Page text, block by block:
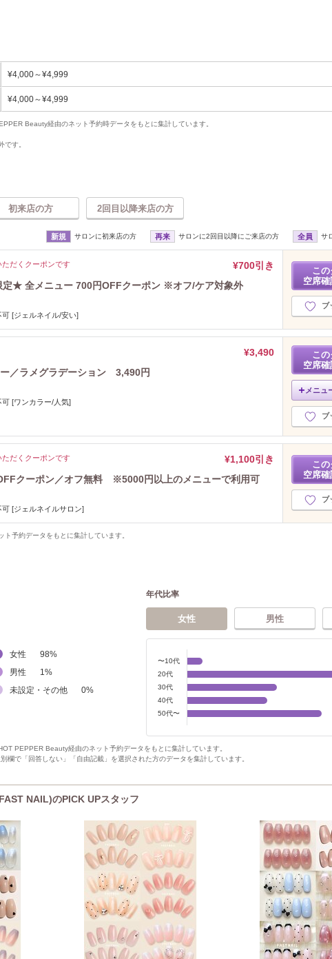
¥4,000～¥4,999
¥4,000～¥4,999
Beauty経由のネット予約時データをもとに集計しています。
す。
初来店の方 2回目以降来店の方
新規 サロンに初来店の方 再来 サロンに2回目以降にご来店の方 全員 サ
ただくクーポンです
¥700引き
★ 全メニュー 700円OFFクーポン ※オフ/ケア対象外
[ジェルネイル/安い]
こ
空席
ブ
¥3,490
ー／ラメグラデーション 3,490円
[ワンカラー/人気]
こ
空席
メニュ
ブ
ただくクーポンです
¥1,100引き
クーポン／オフ無料 ※5000円以上のメニューで利用可
[ジェルネイルサロン]
こ
空席
ブ
予約データをもとに集計しています。
女性 98%
男性
1 %
未設定・その他
0%
年代比率
女性 男性
〜10代
20代
30代
40代
50代〜
PEPPER Beauty経由のネット予約データをもとに集計しています。
欄で「回答しない」「自由記載」を選択された方のデータを集計しています。
NAIL)のPICK UPスタッフ